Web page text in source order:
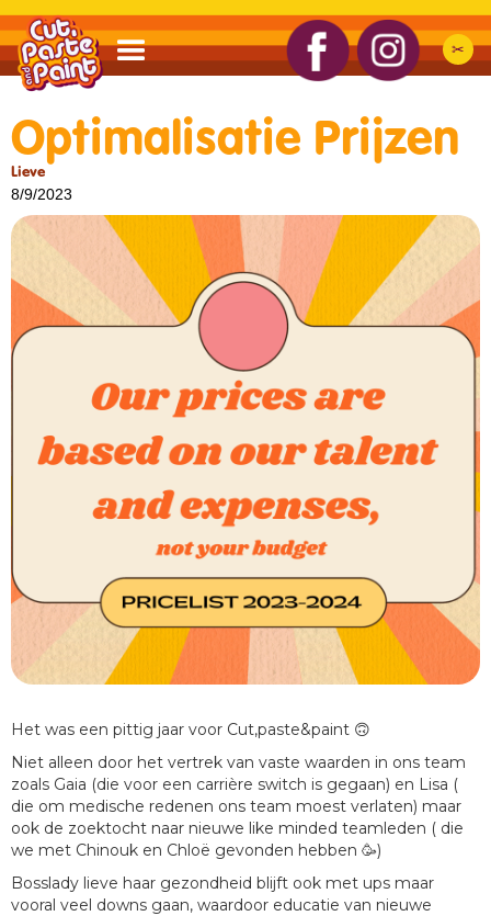
✂︎
Optimalisatie Prijzen
Lieve
8/9/2023
Het was een pittig jaar voor Cut,paste&paint 🙃
Niet alleen door het vertrek van vaste waarden in ons team
zoals Gaia (die voor een carrière switch is gegaan) en Lisa (
die om medische redenen ons team moest verlaten) maar
ook de zoektocht naar nieuwe like minded teamleden ( die
we met Chinouk en Chloë gevonden hebben 🥳)
Bosslady lieve haar gezondheid blijft ook met ups maar
vooral veel downs gaan, waardoor educatie van nieuwe